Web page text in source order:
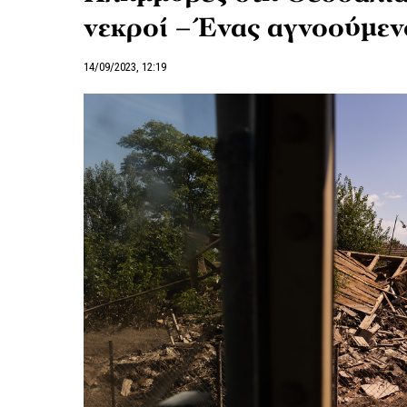
νεκροί – Ένας
14/09/2023, 12:19